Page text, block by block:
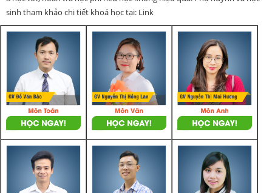
sinh tham khảo chi tiết khoá học tại: Link